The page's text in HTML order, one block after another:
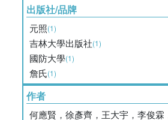
出版社/品牌
元照(1)
吉林大學出版社(1)
國防大學(1)
詹氏(1)
作者
何應賢，徐彥齊，王大宇，李俊霖